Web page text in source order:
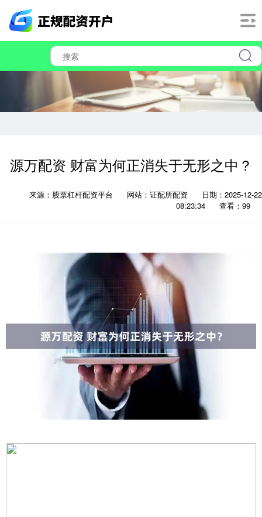
源万配资 财富为何正消失于无形之中？
来源：股票杠杆配资平台 网站：证配所配资
日期：2025-12-22
08:23:34
查看：99